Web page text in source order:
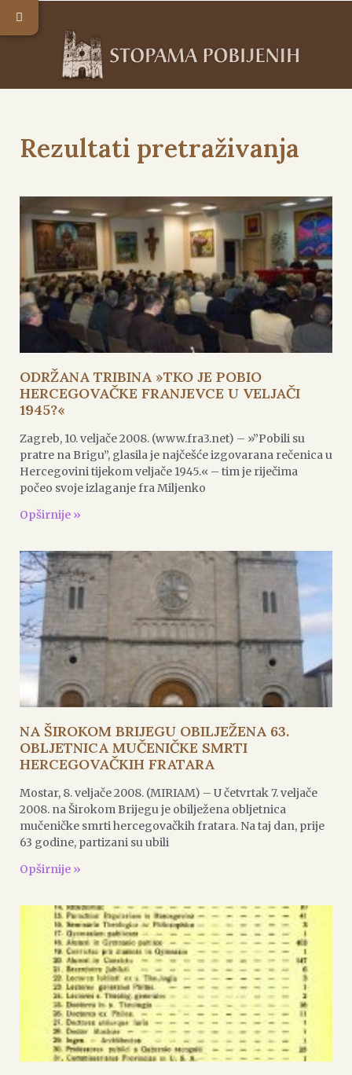
Rezultati pretraživanja
ODRŽANA TRIBINA »TKO JE POBIO
HERCEGOVAČKE FRANJEVCE U VELJAČI
1945?«
Zagreb, 10. veljače 2008. (www.fra3.net) – »”Pobili su
pratre na Brigu”, glasila je najčešće izgovarana rečenica u
Hercegovini tijekom veljače 1945.« – tim je riječima
počeo svoje izlaganje fra Miljenko
Opširnije »
NA ŠIROKOM BRIJEGU OBILJEŽENA 63.
OBLJETNICA MUČENIČKE SMRTI
HERCEGOVAČKIH FRATARA
Mostar, 8. veljače 2008. (MIRIAM) – U četvrtak 7. veljače
2008. na Širokom Brijegu je obilježena obljetnica
mučeničke smrti hercegovačkih fratara. Na taj dan, prije
63 godine, partizani su ubili
Opširnije »